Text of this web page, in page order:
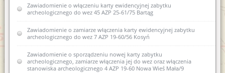
Zawiadomienie o włączeniu karty ewidencyjnej zabytku
archeologicznego do wez 45 AZP 25-61/75 Bartąg
Zawiadomienie o zamiarze włączenia karty ewidencyjnej zabytku
archeologicznego do wez 7 AZP 19-60/56 Kosyń
Zawiadomienie o sporządzeniu nowej karty zabytku
archeologicznego, zamiarze włączenia jej do wez oraz włączenia
stanowiska archeologicznego 4 AZP 19-60 Nowa Wieś Mała/9